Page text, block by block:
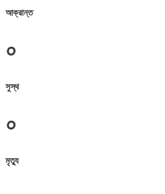
আক্রান্ত
০
সুস্থ
০
মৃত্যু